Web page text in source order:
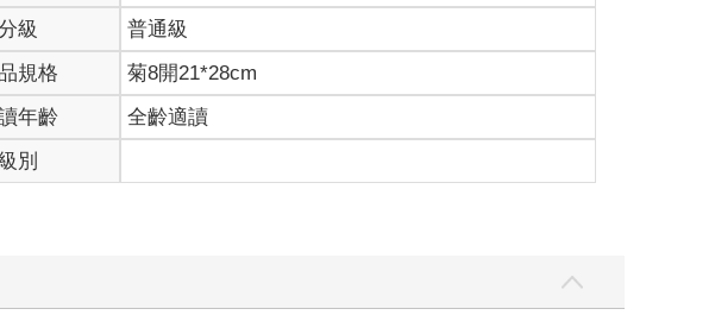
級
普通級
規格
菊8開21*28cm
年齡
全齡適讀
別